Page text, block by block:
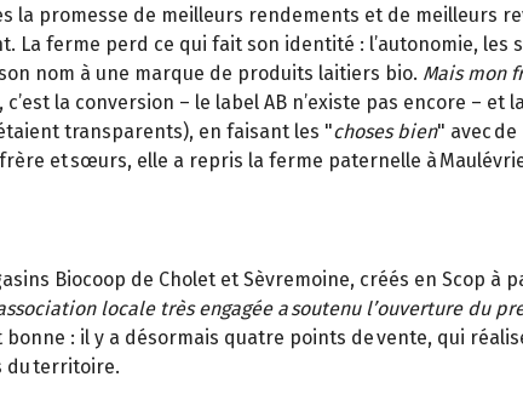
la promesse de meilleurs rendements et de meilleurs
La ferme perd ce qui fait son identité : l’autonomie, les
nom à une marque de produits laitiers bio. Mais mon
c’est la conversion – le label AB n’existe pas encore –
transparents), en faisant les "choses bien" avec
et sœurs, elle a repris la ferme paternelle à
Biocoop de Cholet et Sèvremoine, créés en Scop à
locale très engagée a soutenu l’ouverture du
: il y a désormais quatre points de vente, qui
du territoire.